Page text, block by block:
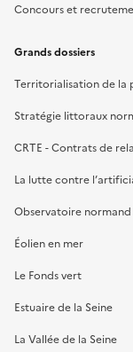
Concours et
Grands dossiers
Territorialisation de la
Stratégie littoraux
CRTE - Contrats de
La lutte contre
Observatoire
Éolien en mer
Le Fonds vert
Estuaire de la Seine
La Vallée de la Seine